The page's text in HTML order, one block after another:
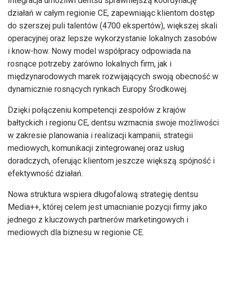
działań w całym regionie CE, zapewniając klientom dostęp
do szerszej puli talentów (4700 ekspertów), większej skali
operacyjnej oraz lepsze wykorzystanie lokalnych zasobów
i know-how. Nowy model współpracy odpowiada na
rosnące potrzeby zarówno lokalnych firm, jak i
międzynarodowych marek rozwijających swoją obecność w
dynamicznie rosnących rynkach Europy Środkowej.
Dzięki połączeniu kompetencji zespołów z krajów
bałtyckich i regionu CE, dentsu wzmacnia swoje możliwości
w zakresie planowania i realizacji kampanii, strategii
mediowych, komunikacji zintegrowanej oraz usług
doradczych, oferując klientom jeszcze większą spójność i
efektywność działań.
Nowa struktura wspiera długofalową strategię dentsu
Media++, której celem jest umacnianie pozycji firmy jako
jednego z kluczowych partnerów marketingowych i
mediowych dla biznesu w regionie CE.